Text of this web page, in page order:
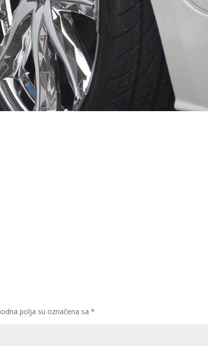
polja su označena sa*